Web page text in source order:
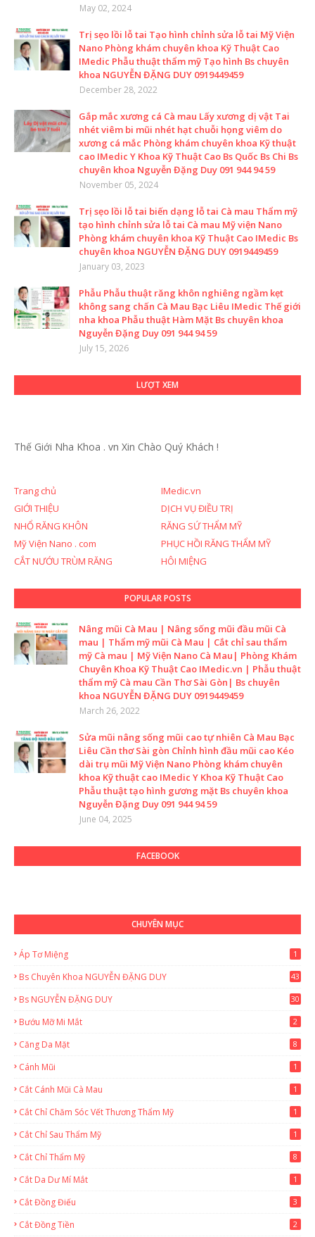
May 02, 2024
Trị sẹo lồi lỗ tai Tạo hình chỉnh sửa lỗ tai Mỹ Viện
Nano Phòng khám chuyên khoa Kỹ Thuật Cao
IMedic Phẫu thuật thẩm mỹ Tạo hình Bs chuyên
khoa NGUYỄN ĐẶNG DUY 0919449459
December 28, 2022
Gắp mắc xương cá Cà mau Lấy xương dị vật Tai
nhét viêm bi mũi nhét hạt chuỗi họng viêm do
xương cá mắc Phòng khám chuyên khoa Kỹ thuật
cao IMedic Y Khoa Kỹ Thuật Cao Bs Quốc Bs Chi Bs
chuyên khoa Nguyễn Đặng Duy 091 944 94 59
November 05, 2024
Trị sẹo lồi lỗ tai biến dạng lỗ tai Cà mau Thẩm mỹ
tạo hình chỉnh sửa lỗ tai Cà mau Mỹ viện Nano
Phòng khám chuyên khoa Kỹ Thuật Cao IMedic Bs
chuyên khoa NGUYỄN ĐẶNG DUY 0919449459
January 03, 2023
Phẫu Phẫu thuật răng khôn nghiêng ngầm kẹt
không sang chấn Cà Mau Bạc Liêu IMedic Thế giới
nha khoa Phẫu thuật Hàm Mặt Bs chuyên khoa
Nguyễn Đặng Duy 091 944 94 59
July 15, 2026
LƯỢT XEM
Thế Giới Nha Khoa . vn Xin Chào Quý Khách !
Trang chủ
IMedic.vn
GIỚI THIỆU
DỊCH VỤ ĐIỀU TRỊ
NHỔ RĂNG KHÔN
RĂNG SỨ THẨM MỸ
Mỹ Viện Nano . com
PHỤC HỒI RĂNG THẨM MỸ
CẮT NƯỚU TRÙM RĂNG
HÔI MIỆNG
POPULAR POSTS
Nâng mũi Cà Mau | Nâng sống mũi đầu mũi Cà
mau | Thẩm mỹ mũi Cà Mau | Cắt chỉ sau thẩm
mỹ Cà mau | Mỹ Viện Nano Cà Mau| Phòng Khám
Chuyên Khoa Kỹ Thuật Cao IMedic.vn | Phẫu thuật
thẩm mỹ Cà mau Cần Thơ Sài Gòn| Bs chuyên
khoa NGUYỄN ĐẶNG DUY 0919449459
March 26, 2022
Sửa mũi nâng sống mũi cao tự nhiên Cà Mau Bạc
Liêu Cần thơ Sài gòn Chỉnh hình đầu mũi cao Kéo
dài trụ mũi Mỹ Viện Nano Phòng khám chuyên
khoa Kỹ thuật cao IMedic Y Khoa Kỹ Thuật Cao
Phẫu thuật tạo hình gương mặt Bs chuyên khoa
Nguyễn Đặng Duy 091 944 94 59
June 04, 2025
FACEBOOK
CHUYÊN MỤC
Áp Tơ Miệng 1
Bs Chuyên Khoa NGUYỄN ĐẶNG DUY
43
Bs NGUYỄN ĐẶNG DUY 30
Bướu Mỡ Mi Mắt 2
Căng Da Mặt 8
Cánh Mũi 1
Cắt Cánh Mũi Cà Mau 1
Cắt Chỉ Chăm Sóc Vết Thương Thẩm Mỹ 1
Cắt Chỉ Sau Thẩm Mỹ 1
Cắt Chỉ Thẩm Mỹ 8
Cắt Da Dư Mí Mắt 1
Cắt Đồng Điếu 3
Cắt Đồng Tiền 2